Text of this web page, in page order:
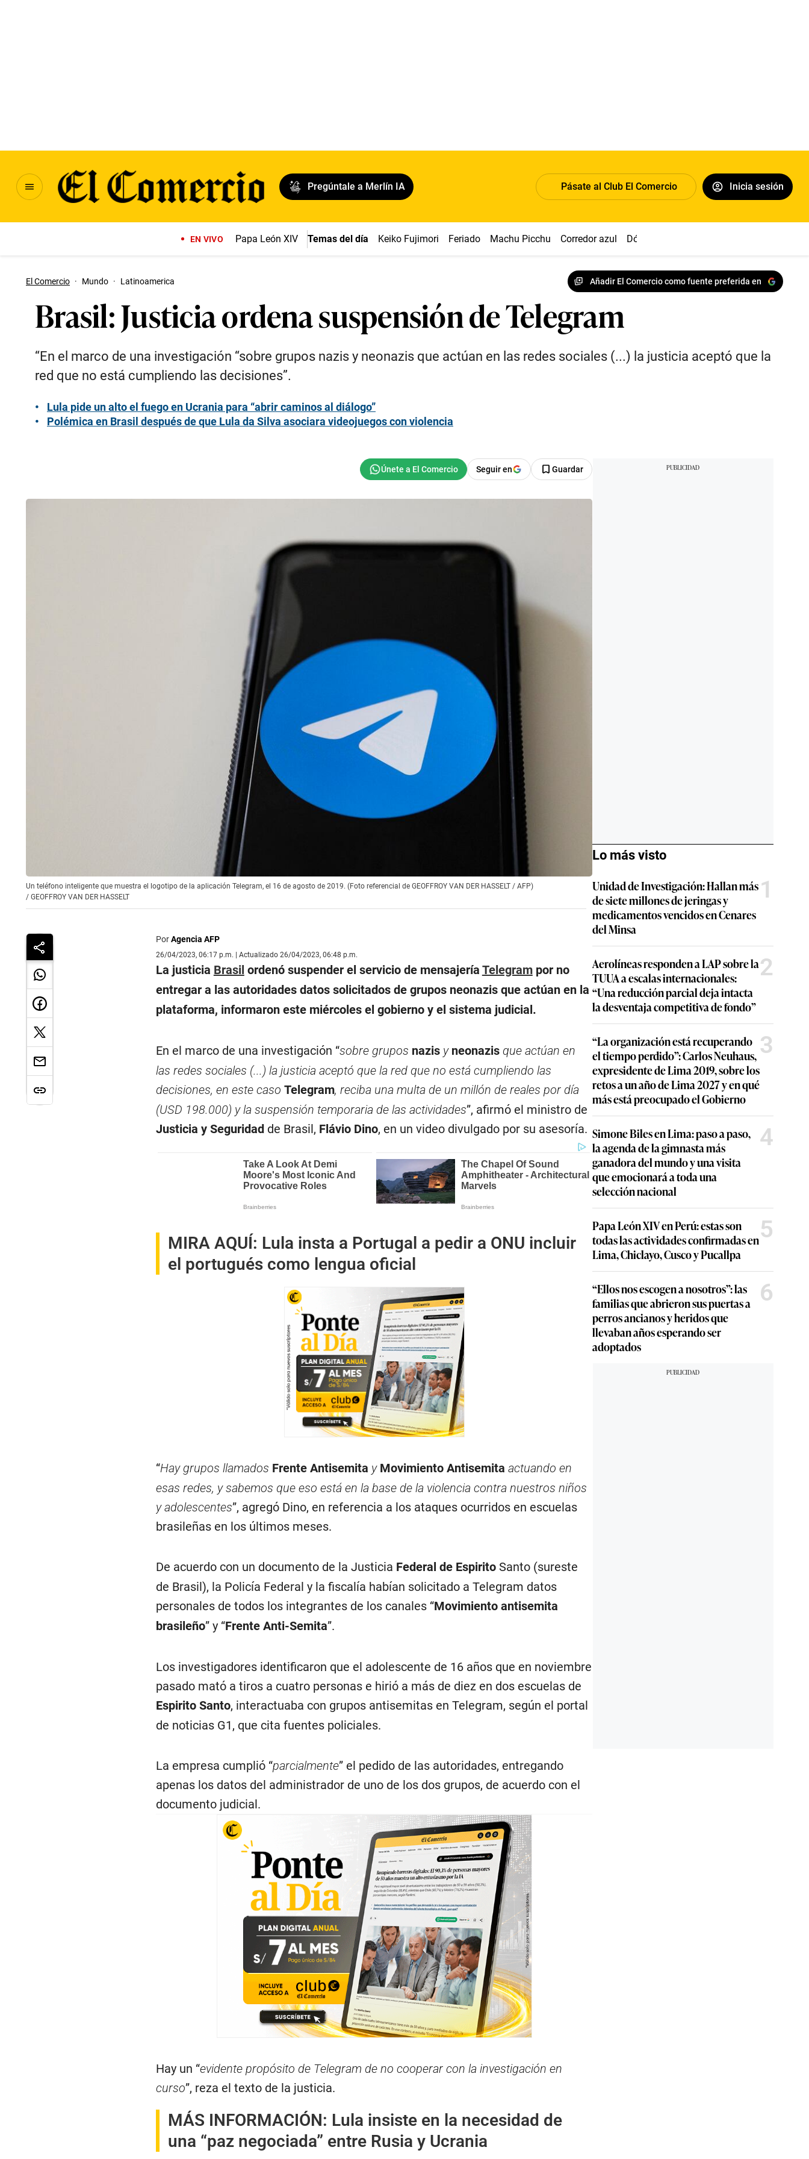
Pregúntale a Merlín IA Pásate al Club El Comercio Inicia sesión
EN VIVO Papa León XIV Temas del día Keiko Fujimori Feriado Machu Picchu Corredor azul Dólar
El Comercio · Mundo · Latinoamerica Añadir El Comercio como fuente preferida en
Brasil: Justicia ordena suspensión de Telegram
“En el marco de una investigación “sobre grupos nazis y neonazis que actúan en las redes sociales (...) la justicia aceptó que la
red que no está cumpliendo las decisiones”.
Lula pide un alto el fuego en Ucrania para “abrir caminos al diálogo”
Polémica en Brasil después de que Lula da Silva asociara videojuegos con violencia
Seguir en Guardar
Un teléfono inteligente que muestra el logotipo de la aplicación Telegram, el 16 de agosto de 2019. (Foto referencial de GEOFFROY VAN DER HASSELT / AFP)
/ GEOFFROY VAN DER HASSELT
PorAgencia AFP
26/04/2023, 06:17 p.m. | Actualizado 26/04/2023, 06:48 p.m.
La justicia Brasil ordenó suspender el servicio de mensajería Telegrampor no
entregar a las autoridades datos solicitados de grupos neonazis que actúan en la
plataforma, informaron este miércoles el gobierno y el sistema judicial.
En el marco de una investigación “sobre grupos nazisy neonazisque actúan en
las redes sociales (...) la justicia aceptó que la red que no está cumpliendo las
decisiones, en este caso Telegram, reciba una multa de un millón de reales por día
(USD 198.000) y la suspensión temporaria de las actividades”, afirmó el ministro de
Justicia y Seguridadde Brasil, Flávio Dino, en un video divulgado por su asesoría.
MIRA AQUÍ: Lula insta a Portugal a pedir a ONU incluir
el portugués como lengua oficial
“Hay grupos llamados Frente Antisemita y Movimiento Antisemita actuando en
esas redes, y sabemos que eso está en la base de la violencia contra nuestros niños
y adolescentes”, agregó Dino, en referencia a los ataques ocurridos en escuelas
brasileñas en los últimos meses.
De acuerdo con un documento de la Justicia Federal de EspiritoSanto (sureste
de Brasil), la Policía Federal y la fiscalía habían solicitado a Telegram datos
personales de todos los integrantes de los canales “Movimiento antisemita
brasileño” y “Frente Anti-Semita”.
Los investigadores identificaron que el adolescente de 16 años que en noviembre
pasado mató a tiros a cuatro personas e hirió a más de diez en dos escuelas de
Espirito Santo, interactuaba con grupos antisemitas en Telegram, según el portal
de noticias G1, que cita fuentes policiales.
La empresa cumplió “parcialmente” el pedido de las autoridades, entregando
apenas los datos del administrador de uno de los dos grupos, de acuerdo con el
documento judicial.
Hay un “evidente propósito de Telegram de no cooperar con la investigación en
curso”, reza el texto de la justicia.
MÁS INFORMACIÓN: Lula insiste en la necesidad de
una “paz negociada” entre Rusia y Ucrania
Lo más visto
Unidad de Investigación: Hallan más
de siete millones de jeringas y
medicamentos vencidos en Cenares
del Minsa
1
Aerolíneas responden a LAP sobre la
TUUA a escalas internacionales:
“Una reducción parcial deja intacta
la desventaja competitiva de fondo”
2
“La organización está recuperando
el tiempo perdido”: Carlos Neuhaus,
expresidente de Lima 2019, sobre los
retos a un año de Lima 2027 y en qué
más está preocupado el Gobierno
3
Simone Biles en Lima: paso a paso,
la agenda de la gimnasta más
ganadora del mundo y una visita
que emocionará a toda una
selección nacional
4
Papa León XIV en Perú: estas son
todas las actividades confirmadas en
Lima, Chiclayo, Cusco y Pucallpa
5
“Ellos nos escogen a nosotros”: las
familias que abrieron sus puertas a
perros ancianos y heridos que
llevaban años esperando ser
adoptados
6